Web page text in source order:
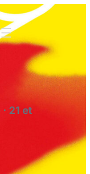
21 et